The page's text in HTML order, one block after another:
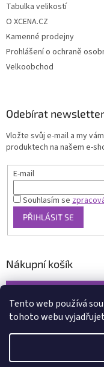
Tento web používá
tohoto webu
Tabulka velikostí
O XCENA.CZ
Kamenné prodejny
Prohlášení o ochraně
Velkoobchod
Odebírat newsletter
Vložte svůj e-mail a my
produktech na našem e-
E-mail
Souhlasím se
PŘIHLÁSIT SE
Nákupní košík